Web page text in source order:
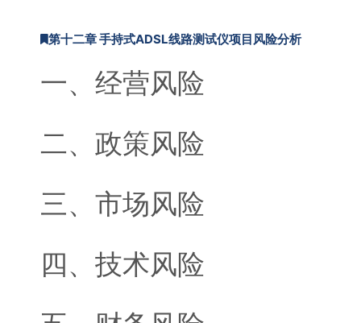
第十二章 手持式ADSL线路测试仪项目风险分析
一、经营风险
二、政策风险
三、市场风险
四、技术风险